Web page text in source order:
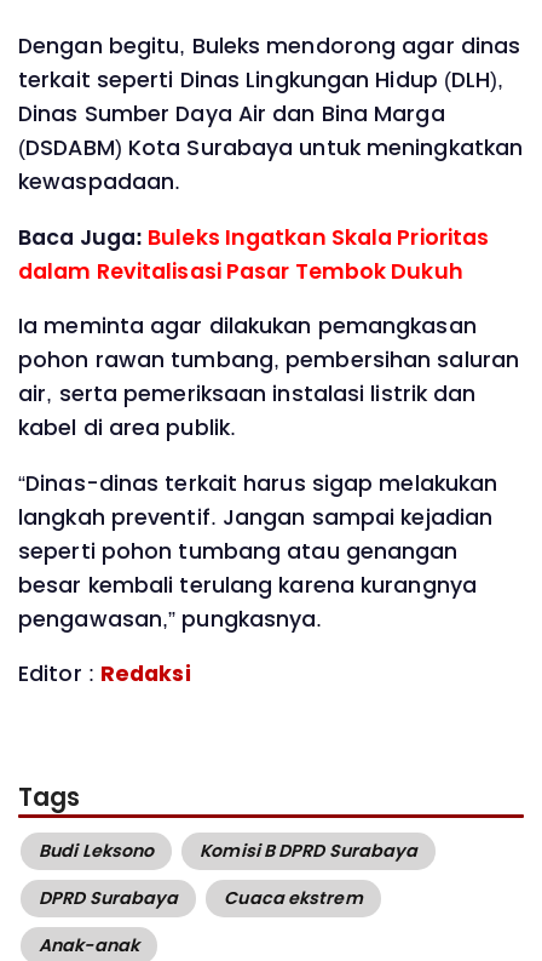
Dengan begitu, Buleks mendorong agar dinas
terkait seperti Dinas Lingkungan Hidup (DLH),
Dinas Sumber Daya Air dan Bina Marga
(DSDABM) Kota Surabaya untuk meningkatkan
kewaspadaan.
Baca Juga: Buleks Ingatkan Skala Prioritas
dalam Revitalisasi Pasar Tembok Dukuh
Ia meminta agar dilakukan pemangkasan
pohon rawan tumbang, pembersihan saluran
air, serta pemeriksaan instalasi listrik dan
kabel di area publik.
“Dinas-dinas terkait harus sigap melakukan
langkah preventif. Jangan sampai kejadian
seperti pohon tumbang atau genangan
besar kembali terulang karena kurangnya
pengawasan,” pungkasnya.
Editor : Redaksi
Tags
Budi Leksono
Komisi B DPRD Surabaya
DPRD Surabaya
Cuaca ekstrem
Anak-anak